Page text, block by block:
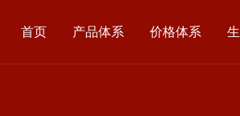
首页 产品体系 价格体系